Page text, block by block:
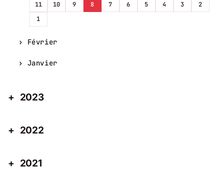
11
10 9 8 7 6 5 4 3
2
1
Février
Janvier
2023
2022
2021